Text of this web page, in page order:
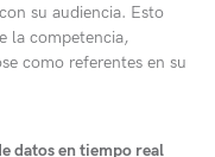
su audiencia. Esto
la competencia,
como referentes en su
datos en tiempo real